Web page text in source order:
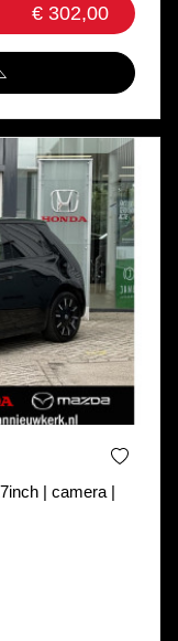
€ 302,00
| camera |